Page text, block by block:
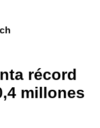
récord
millones